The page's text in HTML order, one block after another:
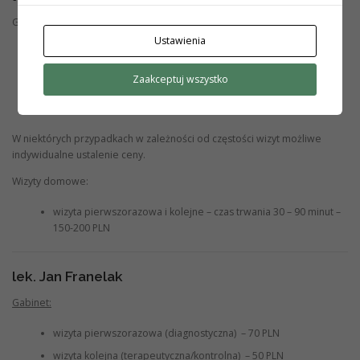
Gabinet:
wizyta pierwszorazowa (diagnostyczna) czas trwania 45-90
wizyta kolejna (terapeutyczna/kontrolna) czas trwania 15-30
W niektórych przypadkach w zależności od częstości wizyt możliwe
indywidualne ustalenie ceny.
Wizyty domowe:
wizyta pierwszorazowa i kolejne – czas trwania 30 – 90 minut –
150-200 PLN
lek. Jan Franelak
Gabinet:
wizyta pierwszorazowa (diagnostyczna) – 70 PLN
wizyta kolejna (terapeutyczna/kontrolna) – 50 PLN
Ustawienia
Zaakceptuj wszystko